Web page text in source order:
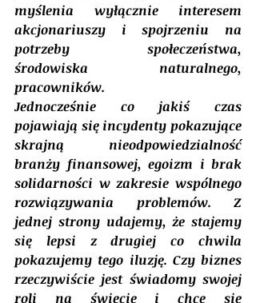
myślenia wyłącznie interesem
akcjonariuszy i spojrzeniu na
potrzeby społeczeństwa,
środowiska naturalnego,
pracowników.
Jednocześnie co jakiś czas
pojawiają się incydenty pokazujące
skrajną nieodpowiedzialność
branży finansowej, egoizm i brak
solidarności w zakresie wspólnego
rozwiązywania problemów. Z
jednej strony udajemy, że stajemy
się lepsi z drugiej co chwila
pokazujemy tego iluzję. Czy biznes
rzeczywiście jest świadomy swojej
roli na świecie i chce się